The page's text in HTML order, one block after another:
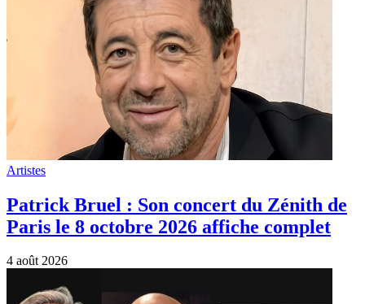
Artistes
Patrick Bruel : Son concert du Zénith de
Paris le 8 octobre 2026 affiche complet
4 août 2026